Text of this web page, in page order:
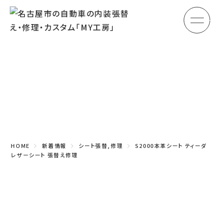
メ
その他
HOME 新着情報 シート張替,修理
S2000本革シート ティーダ
レザーシート 張替え修理